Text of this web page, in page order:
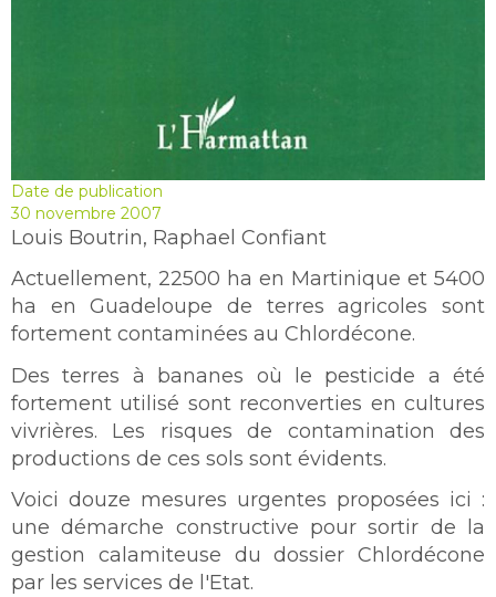
Date de publication
30 novembre 2007
Louis Boutrin, Raphael Confiant
Actuellement, 22500 ha en Martinique et 5400
ha en Guadeloupe de terres agricoles sont
fortement contaminées au Chlordécone.
Des terres à bananes où le pesticide a été
fortement utilisé sont reconverties en cultures
vivrières. Les risques de contamination des
productions de ces sols sont évidents.
Voici douze mesures urgentes proposées ici :
une démarche constructive pour sortir de la
gestion calamiteuse du dossier Chlordécone
par les services de l'Etat.